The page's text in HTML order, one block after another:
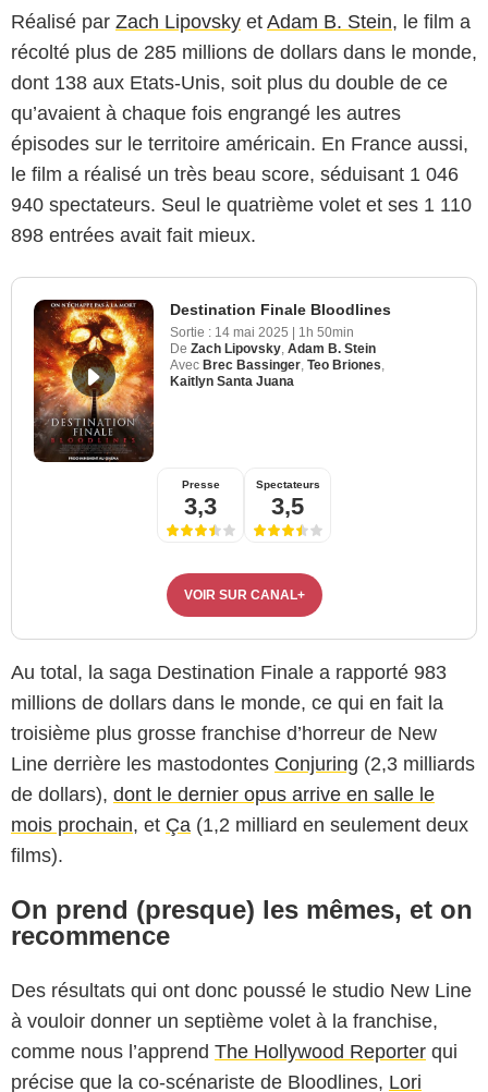
Réalisé par Zach Lipovsky et Adam B. Stein, le film a
récolté plus de 285 millions de dollars dans le monde,
dont 138 aux Etats-Unis, soit plus du double de ce
qu’avaient à chaque fois engrangé les autres
épisodes sur le territoire américain. En France aussi,
le film a réalisé un très beau score, séduisant 1 046
940 spectateurs. Seul le quatrième volet et ses 1 110
898 entrées avait fait mieux.
Destination Finale Bloodlines
Sortie : 14 mai 2025 | 1h 50min
De Zach Lipovsky Adam B. Stein
Avec Brec Bassinger Teo Briones
Kaitlyn Santa Juana
Presse
3,3
Spectateurs
3,5
VOIR SUR CANAL+
Au total, la saga Destination Finale a rapporté 983
millions de dollars dans le monde, ce qui en fait la
troisième plus grosse franchise d’horreur de New
Line derrière les mastodontes Conjuring (2,3 milliards
de dollars), dont le dernier opus arrive en salle le
mois prochain, et Ça (1,2 milliard en seulement deux
films).
On prend (presque) les mêmes, et on
recommence
Des résultats qui ont donc poussé le studio New Line
à vouloir donner un septième volet à la franchise,
comme nous l’apprend The Hollywood Reporter qui
précise que la co-scénariste de Bloodlines, Lori